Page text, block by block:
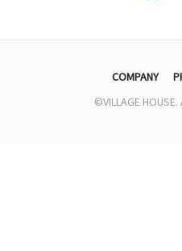
COMPANY
©VILLAGE